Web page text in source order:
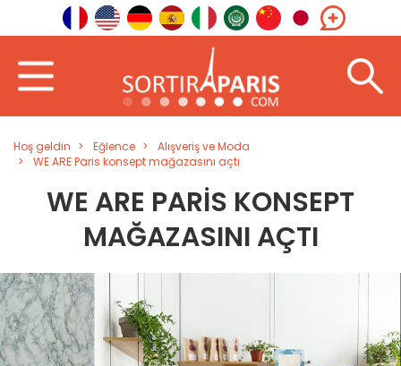
Hoş geldin Eğlence
Alışveriş ve Moda
WE ARE Paris konsept mağazasını açtı
WE ARE PARIS KONSEPT
MAĞAZASINI AÇTI